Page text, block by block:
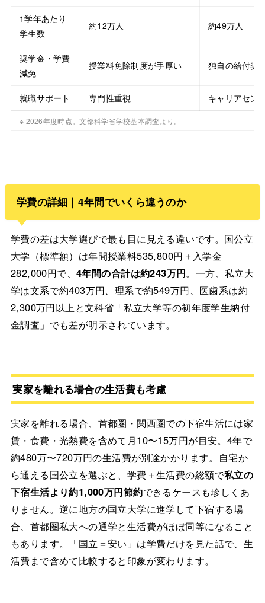
1学年あたり
学生数
約12万人 約49万人
奨学金・学費
減免
授業料免除制度が手厚い 独自の給付奨
就職サポート 専門性重視 キャリアセン
※ 2026年度時点。文部科学省学校基本調査より。
学費の詳細｜4年間でいくら違うのか
学費の差は大学選びで最も目に見える違いです。国公立
大学（標準額）は年間授業料535,800円＋入学金
282,000円で、4年間の合計は約243万円。一方、私立大
学は文系で約403万円、理系で約549万円、医歯系は約
2,300万円以上と文科省「私立大学等の初年度学生納付
金調査」でも差が明示されています。
実家を離れる場合の生活費も考慮
実家を離れる場合、首都圏・関西圏での下宿生活には家
賃・食費・光熱費を含めて月10〜15万円が目安。4年で
約480万〜720万円の生活費が別途かかります。自宅か
ら通える国公立を選ぶと、学費＋生活費の総額で私立の
下宿生活より約1,000万円節約できるケースも珍しくあ
りません。逆に地方の国立大学に進学して下宿する場
合、首都圏私大への通学と生活費がほぼ同等になること
もあります。「国立＝安い」は学費だけを見た話で、生
活費まで含めて比較すると印象が変わります。